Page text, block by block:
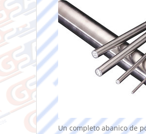
Un completo abanico de